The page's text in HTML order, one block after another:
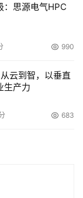
：思源电气HPC
990
云到智，以垂直
生产力
683